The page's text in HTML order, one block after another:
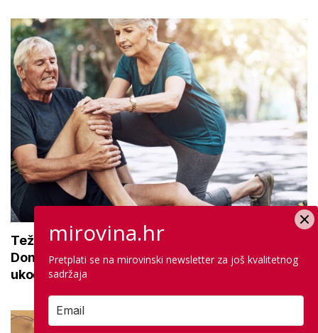
Teže se krećete zbog bolnih zglobova?
Donosimo savjete za lakši pokret i ublažavanje
ukočenosti
mirovina.hr
Pretplati se na mirovinski newsletter za još kvalitetnog
sadržaja